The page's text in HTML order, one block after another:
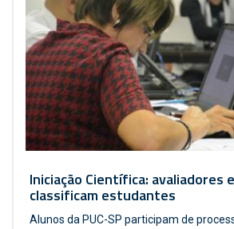
Iniciação Científica: avaliadores
classificam estudantes
Alunos da PUC-SP participam de